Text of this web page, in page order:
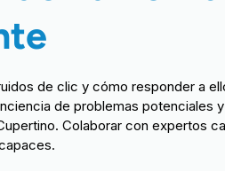
de clic y cómo responder a
de problemas potenciales
Colaborar con expertos